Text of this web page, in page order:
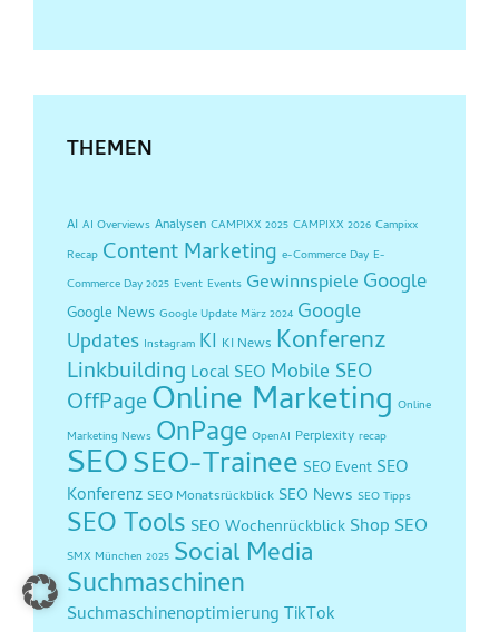
THEMEN
AI AI Overviews Analysen CAMPIXX 2025 CAMPIXX 2026 Campixx
Recap Content Marketing e-Commerce Day E-
Commerce Day 2025 Event Events Gewinnspiele Google
Google News Google Update März 2024 Google
Updates Instagram KI KI News Konferenz
Linkbuilding Local SEO Mobile SEO
OffPageOnline Marketing Online
Marketing News OnPage OpenAI Perplexity recap
SEOSEO-Trainee SEO Event SEO
Konferenz SEO Monatsrückblick SEO News SEO Tipps
SEO Tools SEO Wochenrückblick Shop SEO
SMX München 2025 Social Media
Suchmaschinen
Suchmaschinenoptimierung TikTok